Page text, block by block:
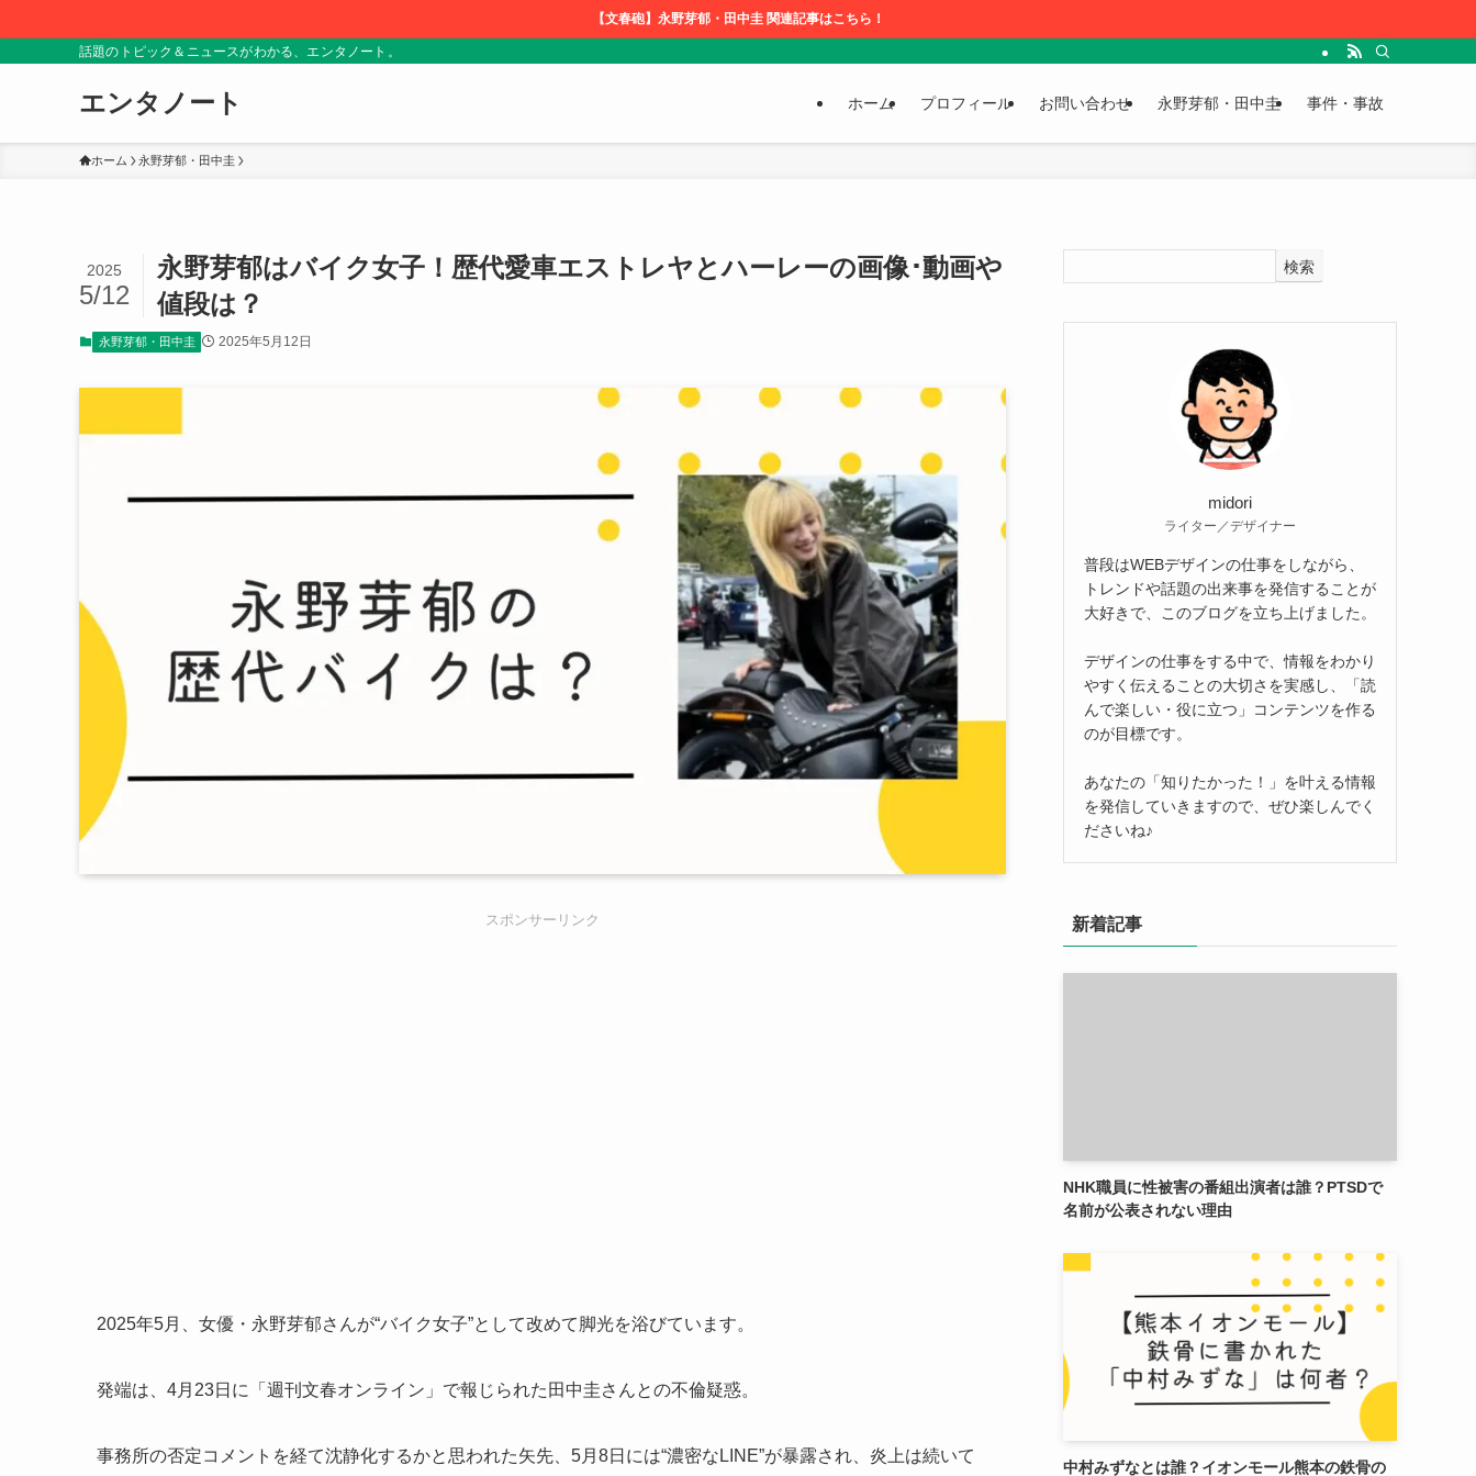
【文春砲】永野芽郁・田中圭 関連記事はこちら！
話題のトピック＆ニュースがわかる、エンタノート。
エンタノート ホーム プロフィール お問い合わせ 永野芽郁・田中圭 事件・事故
ホーム 永野芽郁・田中圭
永野芽郁はバイク女子！歴代愛車エストレヤとハーレーの画像･動画や
値段は？
2025
5/12
永野芽郁・田中圭 2025年5月12日
スポンサーリンク
2025年5月、女優・永野芽郁さんが“バイク女子”として改めて脚光を浴びています。
発端は、4月23日に「週刊文春オンライン」で報じられた田中圭さんとの不倫疑惑。
事務所の否定コメントを経て沈静化するかと思われた矢先、5月8日には“濃密なLINE”が暴露され、炎上は続いて
検索
midori
ライター／デザイナー
普段はWEBデザインの仕事をしながら、
トレンドや話題の出来事を発信することが
大好きで、このブログを立ち上げました。
デザインの仕事をする中で、情報をわかり
やすく伝えることの大切さを実感し、「読
んで楽しい・役に立つ」コンテンツを作る
のが目標です。
あなたの「知りたかった！」を叶える情報
を発信していきますので、ぜひ楽しんでく
ださいね♪
新着記事
NHK職員に性被害の番組出演者は誰？PTSDで
名前が公表されない理由
中村みずなとは誰？イオンモール熊本の鉄骨の